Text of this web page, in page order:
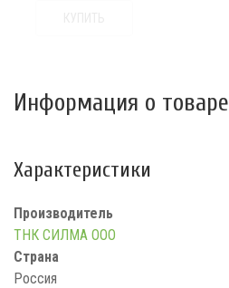
Информация о товаре
Характеристики
Производитель
ТНК СИЛМА ООО
Страна
Россия